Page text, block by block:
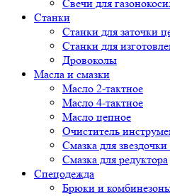
Свечи для
Станки
Cтанки для заточки
Станки для
Дровоколы
Масла и смазки
Масло 2-тактное
Масло 4-тактное
Масло цепное
Очиститель
Смазка для
Смазка для редуктора
Спецодежда
Брюки и